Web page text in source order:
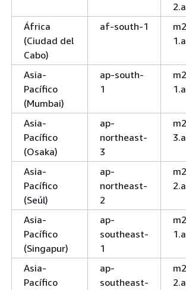
África
(Ciudad del
Cabo)
af-south-1
Asia-
Pacífico
(Mumbai)
ap-south-
1
Asia-
Pacífico
(Osaka)
ap-
northeast-
3
Asia-
Pacífico
(Seúl)
ap-
northeast-
2
Asia-
Pacífico
(Singapur)
ap-
southeast-
1
Asia-
Pacífico
ap-
southeast-